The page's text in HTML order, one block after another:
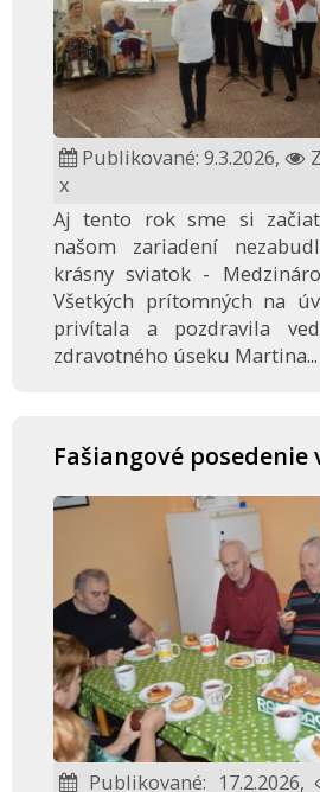
Publikované: 9.3.2026,
x
Aj tento rok sme si
našom zariadení
krásny sviatok -
Všetkých prítomných na
privítala a pozdravila
zdravotného úseku Martina...
Fašiangové posedenie
Publikované: 17.2.2026,